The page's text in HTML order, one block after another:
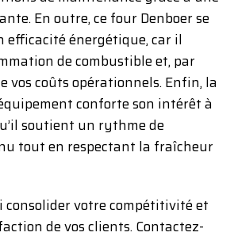
En outre, ce four Denboer se
efficacité énergétique, car il
de combustible et, par
vos coûts opérationnels. Enfin, la
conforte son intérêt à
soutient un rythme de
tout en respectant la fraîcheur
consolider votre compétitivité et
de vos clients. Contactez-